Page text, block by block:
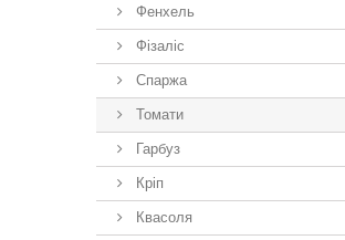
Фенхель
Фізаліс
Спаржа
Томати
Гарбуз
Кріп
Квасоля